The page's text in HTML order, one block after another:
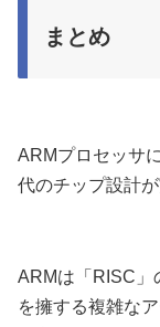
まとめ
ARMプロセッサ
代のチップ設計
ARMは「RISC」
を擁する複雑な